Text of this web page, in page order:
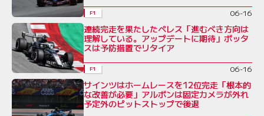
F1 06-16
連続完走を果たしたペレス「進むべき方向は
理解している。アップデートに期待」ボッタ
スは予防措置でリタイア
F1 06-16
サインツはホームレースを12位完走「根本的
な改善が必要」アルボンは固定カメラが外れ
予定外のピットストップで後退